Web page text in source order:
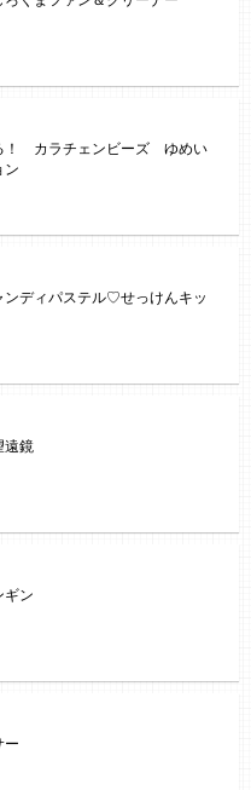
！ カラチェンビーズ ゆめい
ン
ディパステル♡せっけんキッ
鏡
ン
ー